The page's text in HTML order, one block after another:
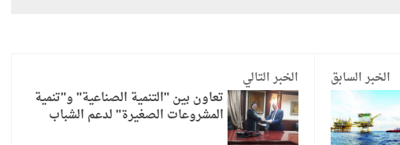
الخبر السابق الخبر التالي
تعاون بين "التنمية الصناعية" و"تنمية
المشروعات الصغيرة" لدعم الشباب